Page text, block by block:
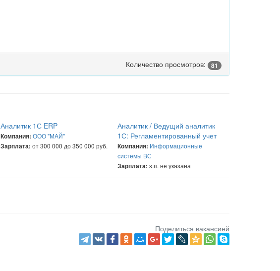
Количество просмотров: 81
Аналитик 1С ERP
Компания: ООО "МАЙ"
Зарплата: от 300 000 до 350 000 руб.
Аналитик / Ведущий аналитик
1С: Регламентированный учет
Компания: Информационные
системы ВС
Зарплата: з.п. не указана
Поделиться вакансией